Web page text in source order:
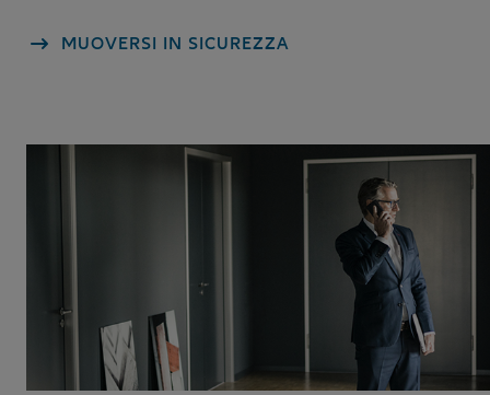
MUOVERSI IN SICUREZZA